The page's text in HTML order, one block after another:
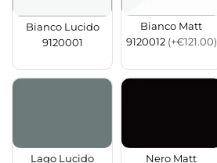
Bianco Lucido
9120001
Bianco Matt
9120012 (+€121.00)
Lago Lucido
Nero Matt